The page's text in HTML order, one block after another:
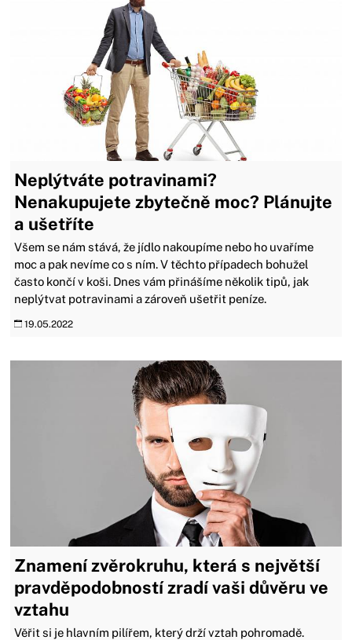
Neplýtváte potravinami?
Nenakupujete zbytečně moc? Plánujte
a ušetříte
Všem se nám stává, že jídlo nakoupíme nebo ho uvaříme
moc a pak nevíme co s ním. V těchto případech bohužel
často končí v koši. Dnes vám přinášíme několik tipů, jak
neplýtvat potravinami a zároveň ušetřit peníze.
19.05.2022
Znamení zvěrokruhu, která s největší
pravděpodobností zradí vaši důvěru ve
vztahu
Věřit si je hlavním pilířem, který drží vztah pohromadě.